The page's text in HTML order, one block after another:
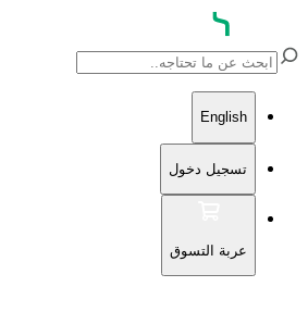
English
تسجيل دخول
عربة التسوق